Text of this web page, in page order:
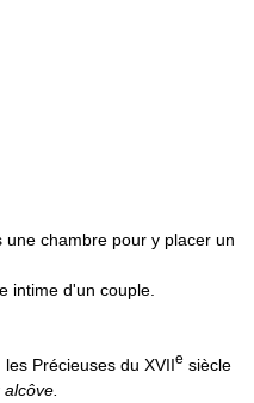
chambre pour y placer un
intime d'un couple.
Précieuses du XVIIe siècle